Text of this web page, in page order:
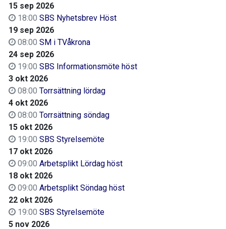
15 sep 2026
18:00 SBS Nyhetsbrev Höst
19 sep 2026
08:00 SM i TVåkrona
24 sep 2026
19:00 SBS Informationsmöte höst
3 okt 2026
08:00 Torrsättning lördag
4 okt 2026
08:00 Torrsättning söndag
15 okt 2026
19:00 SBS Styrelsemöte
17 okt 2026
09:00 Arbetsplikt Lördag höst
18 okt 2026
09:00 Arbetsplikt Söndag höst
22 okt 2026
19:00 SBS Styrelsemöte
5 nov 2026